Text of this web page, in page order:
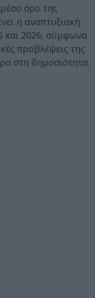
όρο της
η αναπτυξιακή
και 2026, σύμφωνα
προβλέψεις της
στη δημοσιότητα.